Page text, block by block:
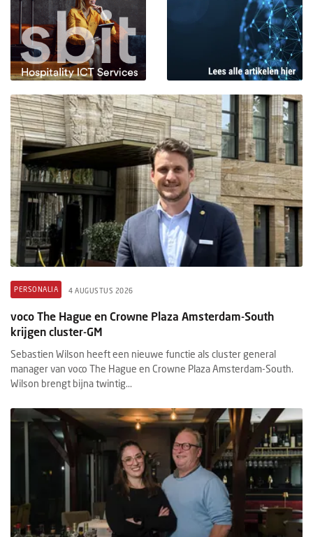
PERSONALIA 4 AUGUSTUS 2026
voco The Hague en Crowne Plaza Amsterdam-South
krijgen cluster-GM
Sebastien Wilson heeft een nieuwe functie als cluster general
manager van voco The Hague en Crowne Plaza Amsterdam-South.
Wilson brengt bijna twintig...